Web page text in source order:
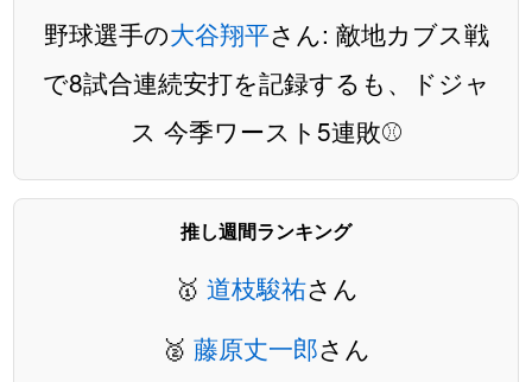
野球選手の大谷翔平さん: 敵地カブス戦
で8試合連続安打を記録するも、ドジャ
ス 今季ワースト5連敗⚾️
推し週間ランキング
🥇 道枝駿祐さん
🥈 藤原丈一郎さん